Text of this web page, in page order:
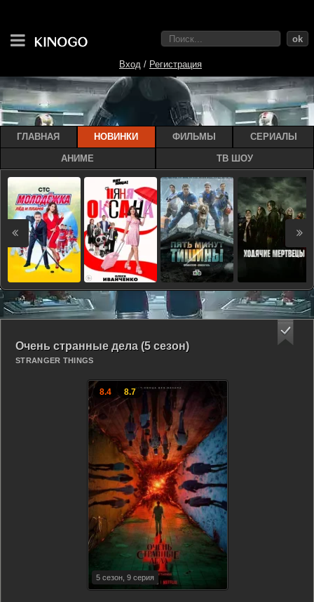
Очень странные дела (5 сезон)
STRANGER THINGS
5 сезон, 9 серия
8.4 8.7
ok
Вход / Регистрация
ГЛАВНАЯ НОВИНКИ ФИЛЬМЫ СЕРИАЛЫ
АНИМЕ ТВ ШОУ